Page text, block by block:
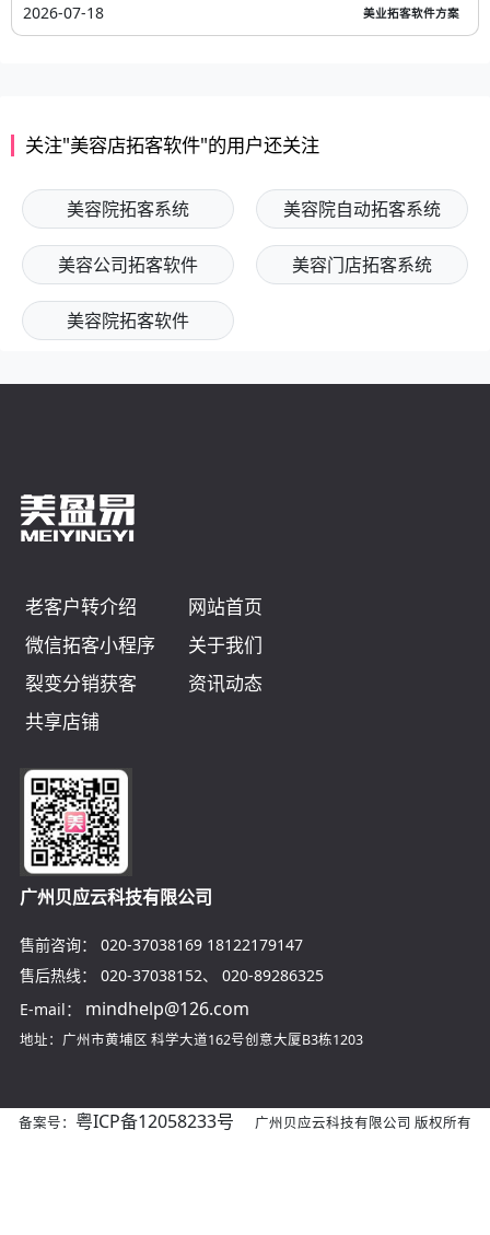
2026-07-18
美业拓客软件方案
关注"美容店拓客软件"的用户还关注
美容院拓客系统 美容院自动拓客系统
美容公司拓客软件 美容门店拓客系统
美容院拓客软件
老客户转介绍
网站首页
微信拓客小程序
关于我们
裂变分销获客
资讯动态
共享店铺
广州贝应云科技有限公司
售前咨询： 020-37038169 18122179147
售后热线：
020-37038152、 020-89286325
E-mail：
mindhelp@126.com
地址：广州市黄埔区 科学大道162号创意大厦B3栋1203
备案号： 粤ICP备12058233号 广州贝应云科技有限公司 版权所有